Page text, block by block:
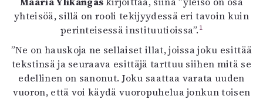
yhteisöä, sillä on rooli tekijyydessä eri tavoin kuin
perinteisessä instituutioissa”.1
”Ne on hauskoja ne sellaiset illat, joissa joku esittää
tekstinsä ja seuraava esittäjä tarttuu siihen mitä se
edellinen on sanonut. Joku saattaa varata uuden
vuoron, että voi käydä vuoropuhelua jonkun toisen